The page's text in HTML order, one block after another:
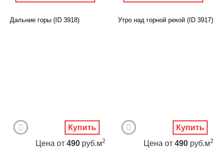
Дальние горы (ID 3918)
Цена от 490 руб.м2
Купить
Утро над горной рекой (ID 3917)
Цена от 490 руб.м2
Купить